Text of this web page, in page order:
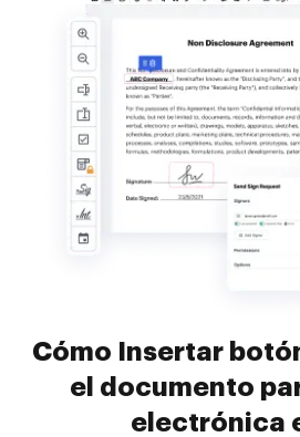
Cómo Insertar
el documento
electrónica